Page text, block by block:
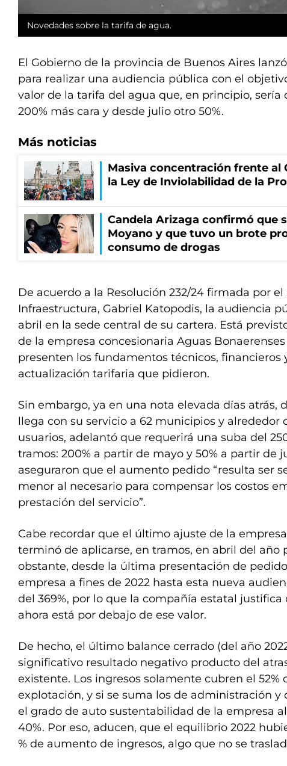
Novedades sobre la tarifa de agua.
El Gobierno de la provincia de Buenos Aires
para realizar una audiencia pública con el
valor de la tarifa del agua que, en principio, sería
200% más cara y desde julio otro 50%.
Más noticias
Masiva concentración frente al
la Ley de Inviolabilidad de la
Candela Arizaga confirmó que
Moyano y que tuvo un brote
consumo de drogas
De acuerdo a la Resolución 232/24 firmada por
Infraestructura, Gabriel Katopodis, la audiencia
abril en la sede central de su cartera. Está
de la empresa concesionaria Aguas Bonaerenses
presenten los fundamentos técnicos, financieros
actualización tarifaria que pidieron.
Sin embargo, ya en una nota elevada días atrás,
llega con su servicio a 62 municipios y alrededor
usuarios, adelantó que requerirá una suba del
tramos: 200% a partir de mayo y 50% a partir de
aseguraron que el aumento pedido “resulta ser
menor al necesario para compensar los costos
prestación del servicio”.
Cabe recordar que el último ajuste de la
terminó de aplicarse, en tramos, en abril del año
obstante, desde la última presentación de
empresa a fines de 2022 hasta esta nueva
del 369%, por lo que la compañía estatal justifica
ahora está por debajo de ese valor.
De hecho, el último balance cerrado (del año
significativo resultado negativo producto del
existente. Los ingresos solamente cubren el 52%
explotación, y si se suma los de administración y
el grado de auto sustentabilidad de la empresa
40%. Por eso, aducen, que el equilibrio 2022
% de aumento de ingresos, algo que no se